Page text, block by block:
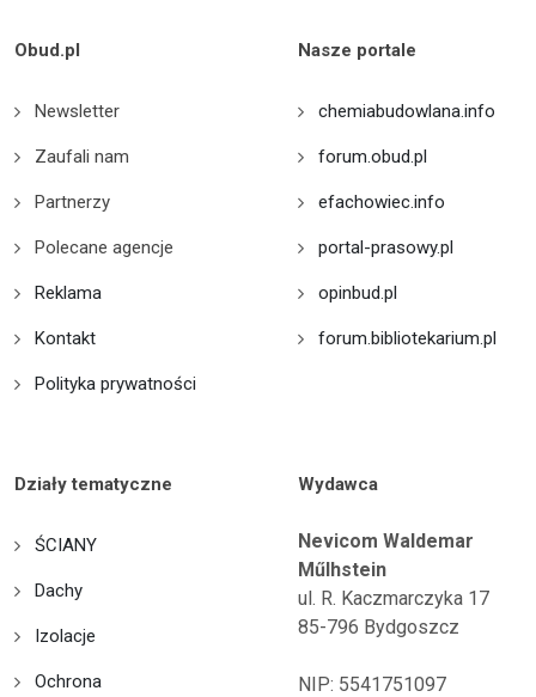
Obud.pl
Newsletter
Zaufali nam
Partnerzy
Polecane agencje
Reklama
Kontakt
Polityka prywatności
Nasze portale
chemiabudowlana.info
forum.obud.pl
efachowiec.info
portal-prasowy.pl
opinbud.pl
forum.bibliotekarium.pl
Działy tematyczne
ŚCIANY
Dachy
Izolacje
Ochrona
Wydawca
Nevicom Waldemar
Műlhstein
ul. R. Kaczmarczyka 17
85-796 Bydgoszcz
NIP: 5541751097